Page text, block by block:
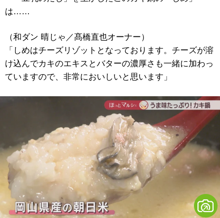
は……
（和ダン 晴じゃ／髙橋直也オーナー）
「しめはチーズリゾットとなっております。チーズが溶
け込んでカキのエキスとバターの濃厚さも一緒に加わっ
ていますので、非常においしいと思います」